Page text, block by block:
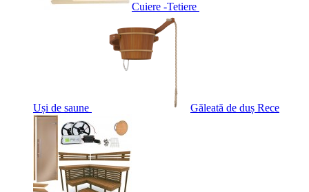
Cuiere -Tetiere
Uși de saune Găleată de duș Rece